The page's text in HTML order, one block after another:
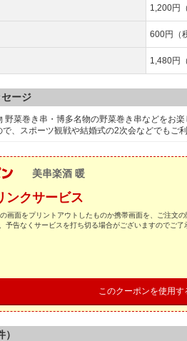
1,200円
600円（
1,480円
ージ
野菜巻き串・博多名物の野菜巻き串などをお
、スポーツ観戦や結婚式の2次会などでもご
美串楽酒 暖
ンクサービス
面をプリントアウトしたものか携帯画面を、ご注文
予告なくサービスを打ち切る場合がございますのでご了
このクーポンを使用す
）